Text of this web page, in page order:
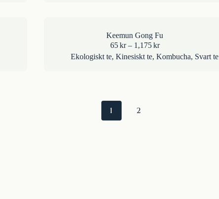
Keemun Gong Fu
65 kr – 1,175krPrisintervall:
65kr
Ekologiskt te,Kinesiskt te,Kombucha, Svart te
1 2